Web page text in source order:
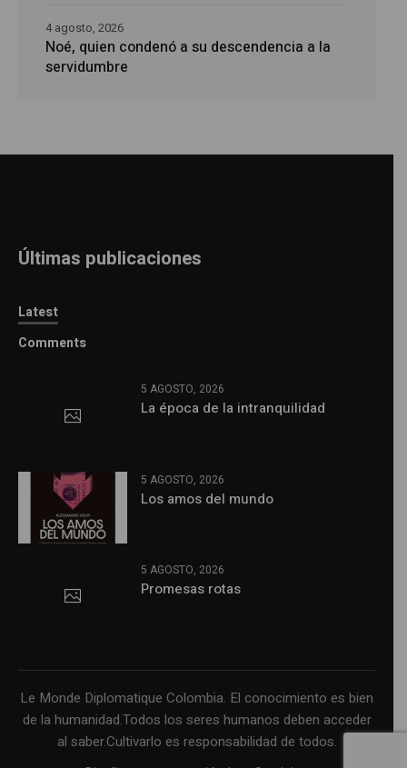
Noé, quien condenó a su descendencia a la
servidumbre
4 agosto, 2026
Últimas publicaciones
Latest
Comments
5 AGOSTO, 2026
La época de la intranquilidad
5 AGOSTO, 2026
Los amos del mundo
5 AGOSTO, 2026
Promesas rotas
Le Monde Diplomatique Colombia. El conocimiento es bien
de la humanidad.Todos los seres humanos deben acceder
al saber.Cultivarlo es responsabilidad de todos.